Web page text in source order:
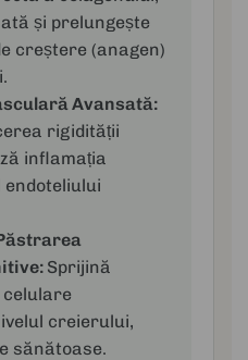
și prelungește
creștere (anagen)
Avansată:
rigidității
inflamația
endoteliului
Sprijină
creierului,
sănătoase.